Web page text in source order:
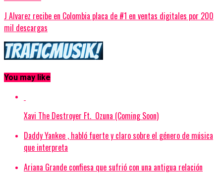
J Alvarez recibe en Colombia placa de #1 en ventas digitales por 200
mil descargas
You may like
‪Xavi The Destroyer‬ Ft. ‪ Ozuna‬ (Coming Soon)
Daddy Yankee , habló fuerte y claro sobre el género de música
que interpreta
Ariana Grande confiesa que sufrió con una antigua relación